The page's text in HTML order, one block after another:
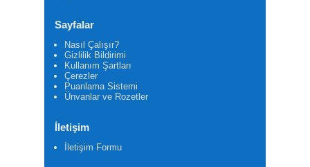
Sayfalar
Nasıl Çalışır?
Gizlilik Bildirimi
Kullanım Şartları
Çerezler
Puanlama Sistemi
Ünvanlar ve Rozetler
İletişim
İletişim Formu